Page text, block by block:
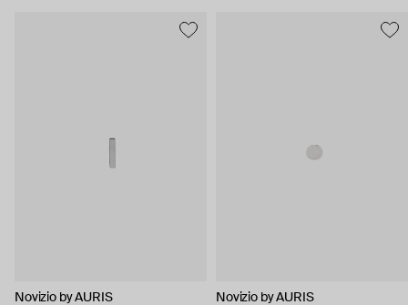
Novizio by AURIS Novizio by AURIS